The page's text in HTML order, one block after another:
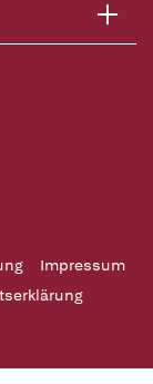
Impressum